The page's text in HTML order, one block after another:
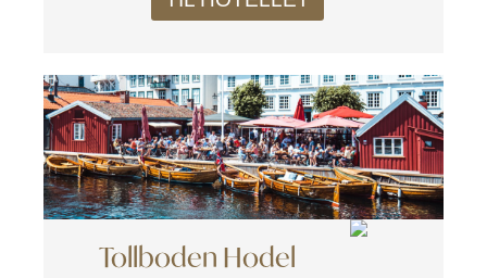
Tollboden Hodel